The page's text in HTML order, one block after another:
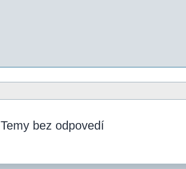
Temy bez odpovedí